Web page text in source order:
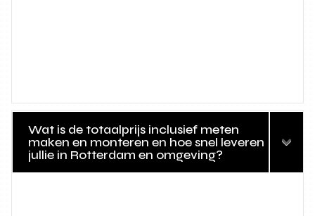
Wat is de totaalprijs inclusief meten
maken en monteren en hoe snel leveren
jullie in Rotterdam en omgeving?